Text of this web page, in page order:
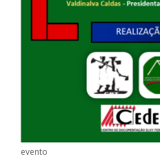
evento